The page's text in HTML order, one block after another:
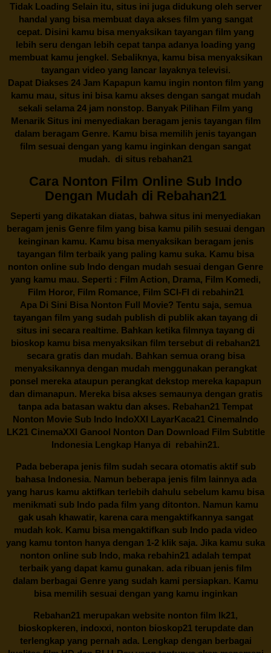
Tidak Loading Selain itu, situs ini juga didukung oleh server
handal yang bisa membuat daya akses film yang sangat
cepat. Disini kamu bisa menyaksikan tayangan film yang
lebih seru dengan lebih cepat tanpa adanya loading yang
membuat kamu jengkel. Sebaliknya, kamu bisa menyaksikan
tayangan video yang lancar layaknya televisi.
Dapat Diakses 24 Jam Kapapun kamu ingin nonton film yang
kamu mau, situs ini bisa kamu akses dengan sangat mudah
sekali selama 24 jam nonstop. Banyak Pilihan Film yang
Menarik Situs ini menyediakan beragam jenis tayangan film
dalam beragam Genre. Kamu bisa memilih jenis tayangan
film sesuai dengan yang kamu inginkan dengan sangat
mudah. di situs rebahan21
Cara Nonton Film Online Sub Indo
Dengan Mudah di Rebahan21
Seperti yang dikatakan diatas, bahwa situs ini menyediakan
beragam jenis Genre film yang bisa kamu pilih sesuai dengan
keinginan kamu. Kamu bisa menyaksikan beragam jenis
tayangan film terbaik yang paling kamu suka. Kamu bisa
nonton online sub Indo dengan mudah sesuai dengan Genre
yang kamu mau. Seperti : Film Action, Drama, Film Komedi,
Film Horor, Film Romance, Film SCI-FI di rebahin21
Apa Di Sini Bisa Nonton Full Movie? Tentu saja, semua
tayangan film yang sudah publish di publik akan tayang di
situs ini secara realtime. Bahkan ketika filmnya tayang di
bioskop kamu bisa menyaksikan film tersebut di rebahan21
secara gratis dan mudah. Bahkan semua orang bisa
menyaksikannya dengan mudah menggunakan perangkat
ponsel mereka ataupun perangkat dekstop mereka kapapun
dan dimanapun. Mereka bisa akses semaunya dengan gratis
tanpa ada batasan waktu dan akses. Rebahan21 Tempat
Nonton Movie Sub Indo IndoXXI LayarKaca21 CinemaIndo
LK21 CinemaXXI Ganool Nonton Dan Download Film Subtitle
Indonesia Lengkap Hanya di rebahin21.
Pada beberapa jenis film sudah secara otomatis aktif sub
bahasa Indonesia. Namun beberapa jenis film lainnya ada
yang harus kamu aktifkan terlebih dahulu sebelum kamu bisa
menikmati sub Indo pada film yang ditonton. Namun kamu
gak usah khawatir, karena cara mengaktifkannya sangat
mudah kok. Kamu bisa mengaktifkan sub Indo pada video
yang kamu tonton hanya dengan 1-2 klik saja. Jika kamu suka
nonton online sub Indo, maka rebahin21 adalah tempat
terbaik yang dapat kamu gunakan. ada ribuan jenis film
dalam berbagai Genre yang sudah kami persiapkan. Kamu
bisa memilih sesuai dengan yang kamu inginkan
Rebahan21 merupakan website nonton film lk21,
bioskopkeren, indoxxi, nonton bioskop21 terupdate dan
terlengkap yang pernah ada. Lengkap dengan berbagai